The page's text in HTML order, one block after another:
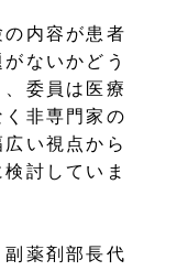
内容が患者
ないかどう
委員は医療
非専門家の
い視点から
討していま
薬剤部長代